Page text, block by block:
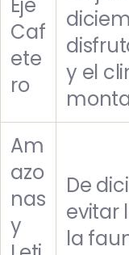
Caf
ete
ro
y el
Am
azo
nas
y
De
evitar
la